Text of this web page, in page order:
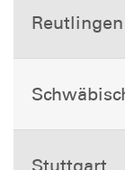
Reutlingen
Stuttgart